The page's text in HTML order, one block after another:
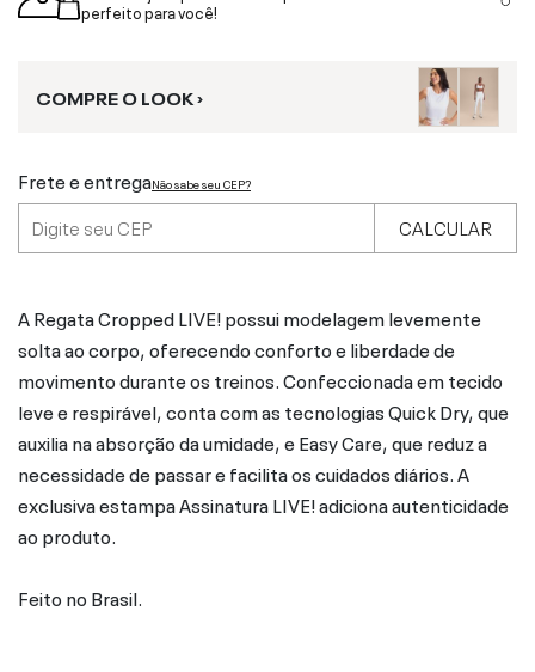
perfeito para você!
COMPRE O LOOK ›
Frete e entregaNão sabe seu CEP?
CALCULAR
A Regata Cropped LIVE! possui modelagem levemente
solta ao corpo, oferecendo conforto e liberdade de
movimento durante os treinos. Confeccionada em tecido
leve e respirável, conta com as tecnologias Quick Dry, que
auxilia na absorção da umidade, e Easy Care, que reduz a
necessidade de passar e facilita os cuidados diários. A
exclusiva estampa Assinatura LIVE! adiciona autenticidade
ao produto.
Feito no Brasil.